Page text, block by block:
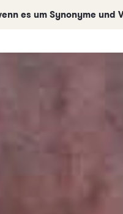
es um Synonyme und